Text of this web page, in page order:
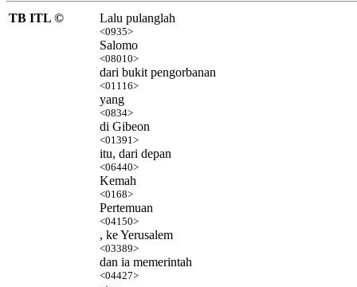
TB ITL © Lalu pulanglah
<0935>
Salomo
<08010>
dari bukit pengorbanan
<01116>
yang
<0834>
di Gibeon
<01391>
itu, dari depan
<06440>
Kemah
<0168>
Pertemuan
<04150>
, ke Yerusalem
<03389>
dan ia memerintah
<04427>